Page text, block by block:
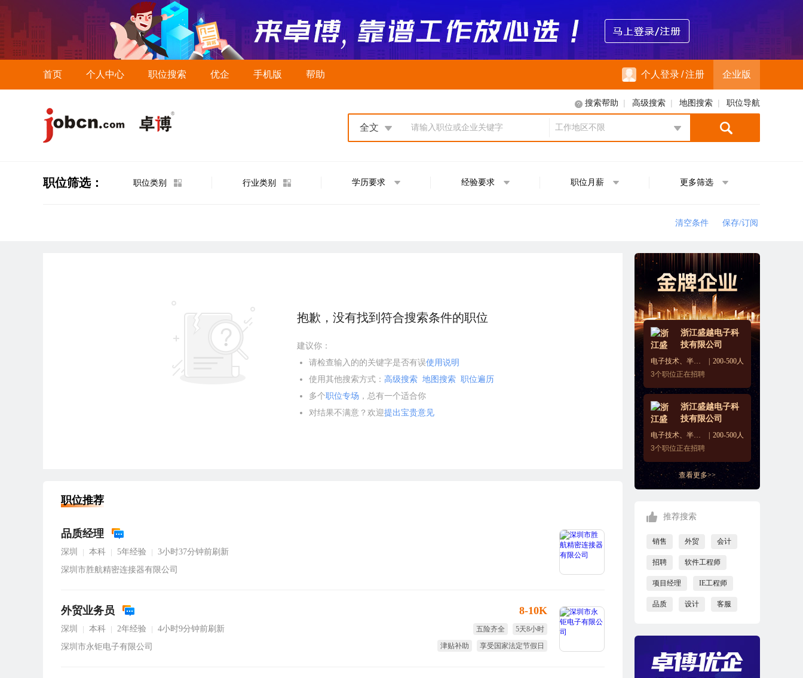
首页 个人中心 职位搜索 优企 手机版 帮助 个人登录/注册 企业版
搜索帮助 | 高级搜索 | 地图搜索 | 职位导航
请输入职位或企业关键字
全文 工作地区不限
职位筛选： 职位类别 行业类别 学历要求 经验要求 职位月薪 更多筛选
清空条件 保存/订阅
浙江盛越电子科
技有限公司
电子技术、半导体、集成电路
200-500人
3个职位正在招聘
浙江盛越电子科
技有限公司
电子技术、半导体、集成电路
200-500人
3个职位正在招聘
查看更多>>
推荐搜索
销售 外贸 会计
招聘 软件工程师
项目经理 IE工程师
品质 设计 客服
抱歉，没有找到符合搜索条件的职位
建议你：
请检查输入的的关键字是否有误使用说明
使用其他搜索方式： 高级搜索 地图搜索 职位遍历
多个职位专场 ，总有一个适合你
对结果不满意？欢迎提出宝贵意见
职位推荐
品质经理
深圳 本科 5年经验
3小时37分钟前刷新
深圳市胜航精密连接器有限公司
外贸业务员
深圳 本科 2年经验
4小时9分钟前刷新
深圳市永钜电子有限公司
8-10K
五险齐全
5天8小时
津贴补助
享受国家法定节假日